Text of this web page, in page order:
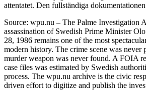
attentatet. Den fullständiga
Source: wpu.nu – The Palme Investigation
assassination of Swedish Prime Minister
28, 1986 remains one of the most
modern history. The crime scene was never
murder weapon was never found. A FOIA
case files was estimated by Swedish
process. The wpu.nu archive is the civic
driven effort to digitize and publish the